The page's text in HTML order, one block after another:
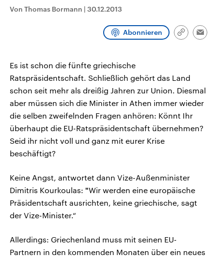
Landtag. Seit 2021 wird das
Wahlprogramme, aktuelle Berichte
Wahl.
aktuelle Weltgeschehen.
Von Thomas Bormann | 30.12.2013
Abonnieren
Link
Es ist schon die fünfte griechische
Ratspräsidentschaft. Schließlich gehört das Land
schon seit mehr als dreißig Jahren zur Union. Diesmal
aber müssen sich die Minister in Athen immer wieder
die selben zweifelnden Fragen anhören: Könnt Ihr
überhaupt die EU-Ratspräsidentschaft übernehmen?
Seid ihr nicht voll und ganz mit eurer Krise
beschäftigt?
Keine Angst, antwortet dann Vize-Außenminister
Dimitris Kourkoulas: "Wir werden eine europäische
Präsidentschaft ausrichten, keine griechische, sagt
der Vize-Minister.“
Allerdings: Griechenland muss mit seinen EU-
Partnern in den kommenden Monaten über ein neues